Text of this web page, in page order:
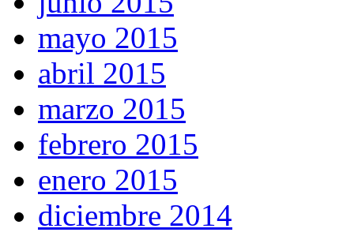
mayo 2015
abril 2015
marzo 2015
febrero 2015
enero 2015
diciembre 2014